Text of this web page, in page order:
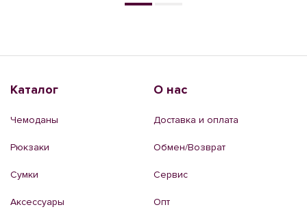
Каталог
Чемоданы
Рюкзаки
Сумки
Аксессуары
О нас
Доставка и оплата
Обмен/Возврат
Сервис
Опт